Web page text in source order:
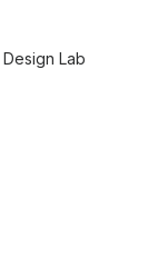
Design Lab